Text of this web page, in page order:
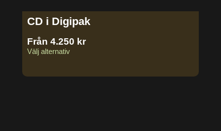
CD i Digipak
Från 4.250 kr
Välj alternativ